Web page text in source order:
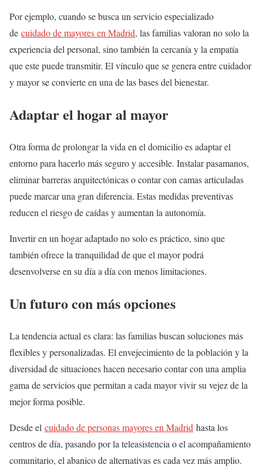
Por ejemplo, cuando se busca un servicio especializado
de cuidado de mayores en Madrid, las familias valoran no solo la
experiencia del personal, sino también la cercanía y la empatía
que este puede transmitir. El vínculo que se genera entre cuidador
y mayor se convierte en una de las bases del bienestar.
Adaptar el hogar al mayor
Otra forma de prolongar la vida en el domicilio es adaptar el
entorno para hacerlo más seguro y accesible. Instalar pasamanos,
eliminar barreras arquitectónicas o contar con camas articuladas
puede marcar una gran diferencia. Estas medidas preventivas
reducen el riesgo de caídas y aumentan la autonomía.
Invertir en un hogar adaptado no solo es práctico, sino que
también ofrece la tranquilidad de que el mayor podrá
desenvolverse en su día a día con menos limitaciones.
Un futuro con más opciones
La tendencia actual es clara: las familias buscan soluciones más
flexibles y personalizadas. El envejecimiento de la población y la
diversidad de situaciones hacen necesario contar con una amplia
gama de servicios que permitan a cada mayor vivir su vejez de la
mejor forma posible.
Desde el cuidado de personas mayores en Madrid hasta los
centros de día, pasando por la teleasistencia o el acompañamiento
comunitario, el abanico de alternativas es cada vez más amplio.